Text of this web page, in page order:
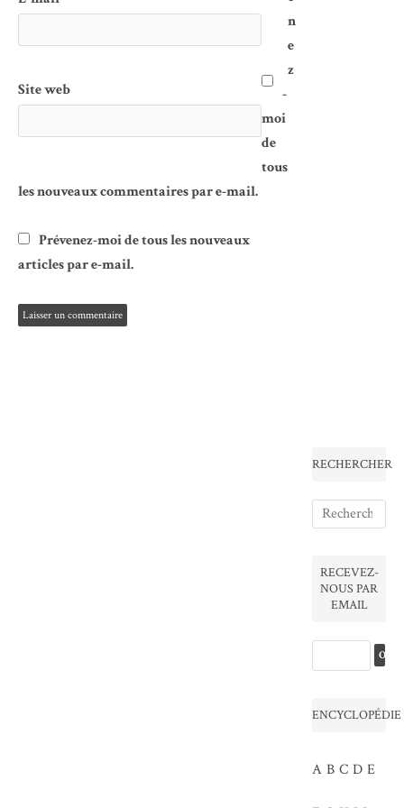
Site web
n
e
z
-
moi
de
tous
les nouveaux commentaires par e-mail.
Prévenez-moi de tous les nouveaux
articles par e-mail.
RECHERCHER
RECEVEZ-
NOUS PAR
EMAIL
ENCYCLOPÉDIE
A B C D E